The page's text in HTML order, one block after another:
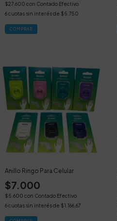
$27.600 con Contado Efectivo
6cuotas sin interés de $5.750
Anillo Ringo Para Celular
$7.000
$5.600 con Contado Efectivo
6cuotas sin interés de $1.166,67